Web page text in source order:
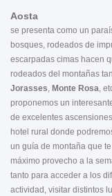
Aosta
se presenta como un
bosques, rodeados de
escarpadas cimas hacen
rodeados del montañas
Jorasses, Monte Rosa,
proponemos un
de excelentes
hotel rural donde
un guía de montaña que
máximo provecho a la
tanto para acceder a los
actividad, visitar distintos